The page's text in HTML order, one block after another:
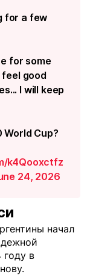
for a few
for some
good
I will keep
World Cup?
k4Qooxctfz
24, 2026
начал
в